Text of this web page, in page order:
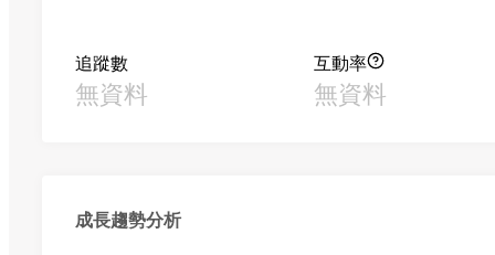
追蹤數
無資料
互動率
無資料
成長趨勢分析